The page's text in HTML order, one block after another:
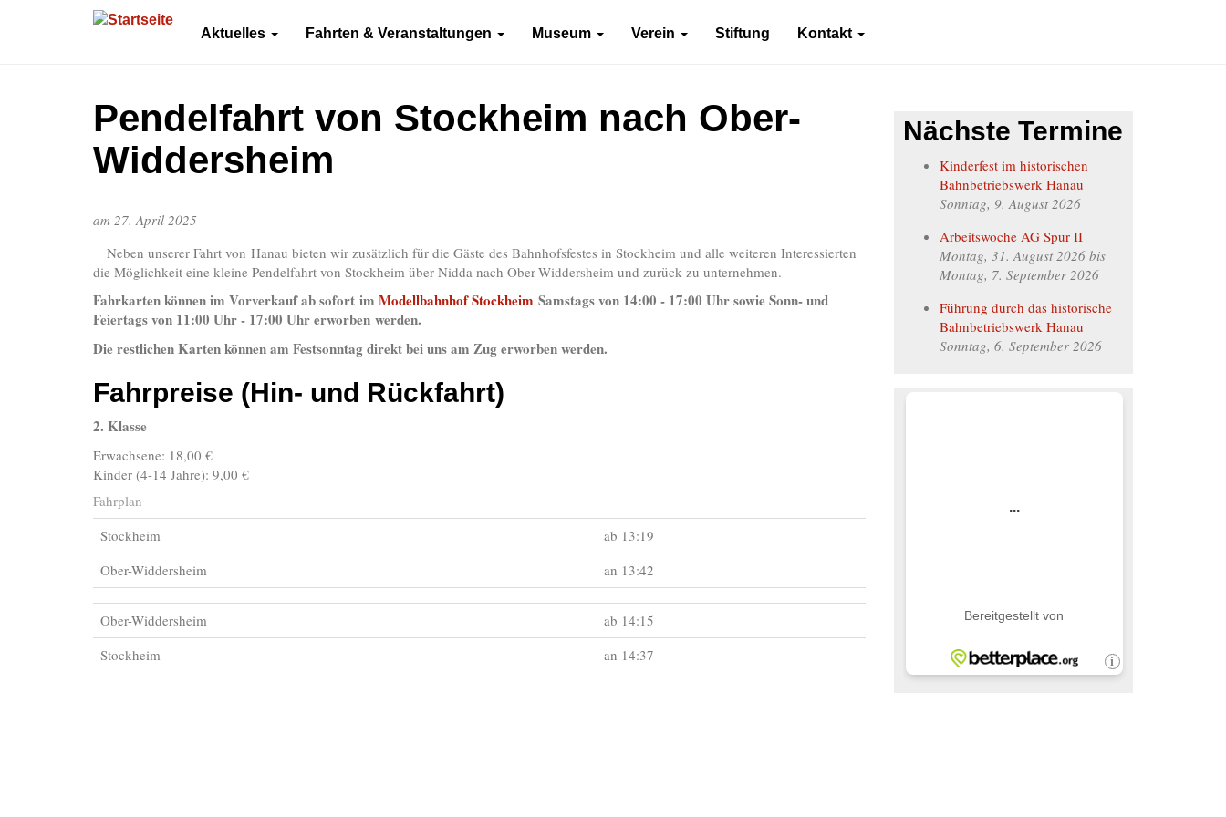
Aktuelles Fahrten & Veranstaltungen Museum Verein Stiftung Kontakt
Pendelfahrt von Stockheim nach Ober-
Widdersheim
am 27. April 2025
Neben unserer Fahrt von Hanau bieten wir zusätzlich für die Gäste des Bahnhofsfestes in Stockheim und alle weiteren Interessierten
die Möglichkeit eine kleine Pendelfahrt von Stockheim über Nidda nach Ober-Widdersheim und zurück zu unternehmen.
Fahrkarten können im Vorverkauf ab sofort im Modellbahnhof Stockheim Samstags von 14:00 - 17:00 Uhr sowie Sonn- und
Feiertags von 11:00 Uhr - 17:00 Uhr erworben werden.
Die restlichen Karten können am Festsonntag direkt bei uns am Zug erworben werden.
Fahrpreise (Hin- und Rückfahrt)
2. Klasse
Erwachsene: 18,00 €
Kinder (4-14 Jahre): 9,00 €
Fahrplan
Stockheim
ab 13:19
Ober-Widdersheim
an 13:42
Ober-Widdersheim
ab 14:15
Stockheim
an 14:37
Nächste Termine
Kinderfest im historischen
Bahnbetriebswerk Hanau
Sonntag, 9. August 2026
Arbeitswoche AG Spur II
Montag, 31. August 2026bis
Montag, 7. September 2026
Führung durch das historische
Bahnbetriebswerk Hanau
Sonntag, 6. September 2026